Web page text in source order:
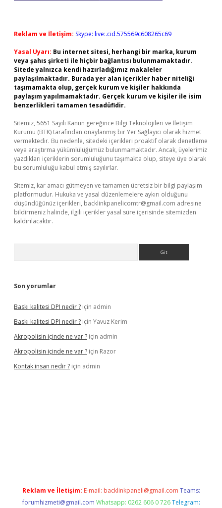
Reklam ve İletişim: Skype: live:.cid.575569c608265c69
Yasal Uyarı: Bu internet sitesi, herhangi bir marka, kurum
veya şahıs şirketi ile hiçbir bağlantısı bulunmamaktadır.
Sitede yalnızca kendi hazırladığımız makaleler
paylaşılmaktadır. Burada yer alan içerikler haber niteliği
taşımamakta olup, gerçek kurum ve kişiler hakkında
paylaşım yapılmamaktadır. Gerçek kurum ve kişiler ile isim
benzerlikleri tamamen tesadüfidir.
Sitemiz, 5651 Sayılı Kanun gereğince Bilgi Teknolojileri ve İletişim
Kurumu (BTK) tarafından onaylanmış bir Yer Sağlayıcı olarak hizmet
vermektedir. Bu nedenle, sitedeki içerikleri proaktif olarak denetleme
veya araştırma yükümlülüğümüz bulunmamaktadır. Ancak, üyelerimiz
yazdıkları içeriklerin sorumluluğunu taşımakta olup, siteye üye olarak
bu sorumluluğu kabul etmiş sayılırlar.
Sitemiz, kar amacı gütmeyen ve tamamen ücretsiz bir bilgi paylaşım
platformudur. Hukuka ve yasal düzenlemelere aykırı olduğunu
düşündüğünüz içerikleri, backlinkpanelicomtr@gmail.com adresine
bildirmeniz halinde, ilgili içerikler yasal süre içerisinde sitemizden
kaldırılacaktır.
Son yorumlar
Baskı kalitesi DPI nedir ? için admin
Baskı kalitesi DPI nedir ? için Yavuz Kerim
Akropolisin içinde ne var ? için admin
Akropolisin içinde ne var ? için Razor
Kontak insan nedir ? için admin
Reklam ve İletişim: E-mail: backlinkpaneli@gmail.com Teams:
forumhizmeti@gmail.com Whatsapp: 0262 606 0 726 Telegram: